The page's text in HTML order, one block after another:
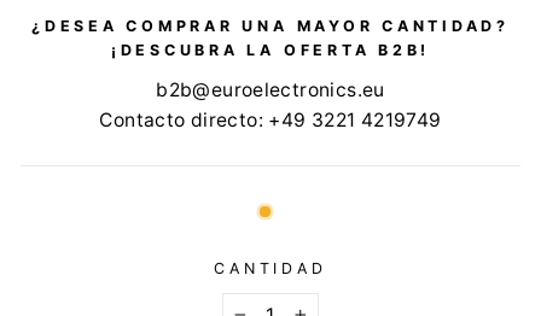
¿DESEA COMPRAR UNA MAYOR CANTIDAD?
¡DESCUBRA LA OFERTA B2B!
b2b@euroelectronics.eu
Contacto directo: +49 3221 4219749
CANTIDAD